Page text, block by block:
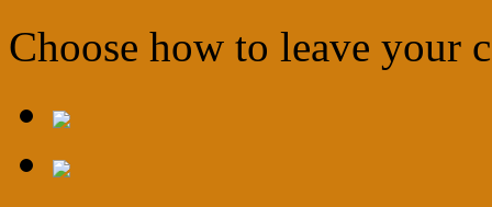
Choose how to leave your